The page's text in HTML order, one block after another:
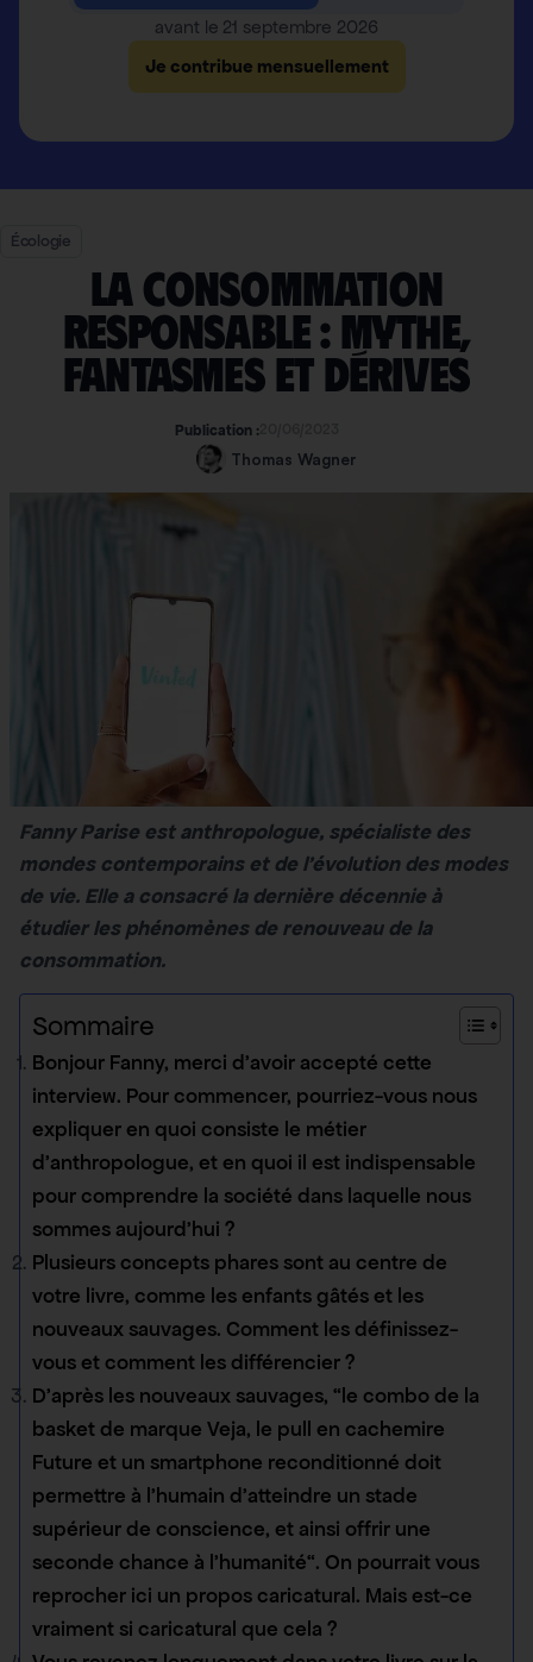
avant le 21 septembre 2026
Je contribue mensuellement
Écologie
La consommation
responsable : mythe,
fantasmes et dérives
Publication :
Thomas Wagner
Fanny Parise est anthropologue, spécialiste des
mondes contemporains et de l’évolution des modes
de vie. Elle a consacré la dernière décennie à
étudier les phénomènes de renouveau de la
consommation.
Sommaire
Bonjour Fanny, merci d’avoir accepté cette
interview. Pour commencer, pourriez-vous nous
expliquer en quoi consiste le métier
d’anthropologue, et en quoi il est indispensable
pour comprendre la société dans laquelle nous
sommes aujourd’hui ?
Plusieurs concepts phares sont au centre de
votre livre, comme les enfants gâtés et les
nouveaux sauvages. Comment les définissez-
vous et comment les différencier ?
D’après les nouveaux sauvages, “le combo de la
basket de marque Veja, le pull en cachemire
Future et un smartphone reconditionné doit
permettre à l’humain d’atteindre un stade
supérieur de conscience, et ainsi offrir une
seconde chance à l’humanité“. On pourrait vous
reprocher ici un propos caricatural. Mais est-ce
vraiment si caricatural que cela ?